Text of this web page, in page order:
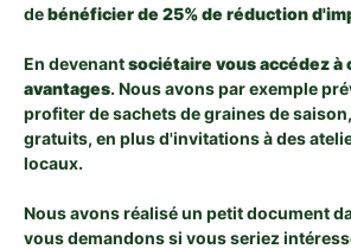
debénéficier de 25% de réduction
En devenantsociétaire vous accédez à
avantages. Nous avons par exemple
profiter de sachets de graines de
gratuits, en plus d'invitations à des
locaux.
Nous avons réalisé un petit document
vous demandons si vous seriez